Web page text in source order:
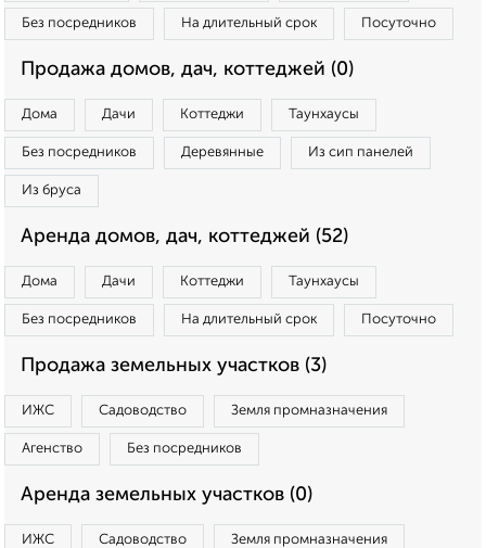
Без посредников На длительный срок Посуточно
Продажа домов, дач, коттеджей (0)
Дома Дачи Коттеджи Таунхаусы
Без посредников Деревянные Из сип панелей
Из бруса
Аренда домов, дач, коттеджей (52)
Дома Дачи Коттеджи Таунхаусы
Без посредников На длительный срок Посуточно
Продажа земельных участков (3)
ИЖС Садоводство Земля промназначения
Агенство Без посредников
Аренда земельных участков (0)
ИЖС Садоводство Земля промназначения